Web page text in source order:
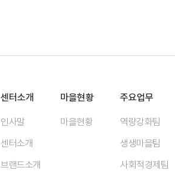
센터소개
인사말
센터소개
브랜드소개
마을현황
마을현황
주요업무
역량강화팀
생생마을팀
사회적경제팀